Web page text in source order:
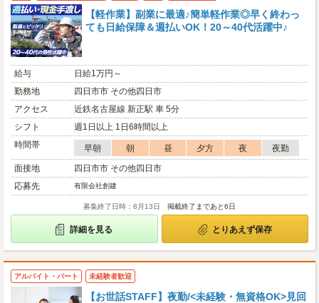
【軽作業】副業に最適♪簡単軽作業◎早く終わっ
ても日給保障＆週払いOK！20～40代活躍中♪
給与
日給1万円～
勤務地
四日市市 その他四日市
アクセス
近鉄名古屋線 新正駅 車 5分
シフト
週1日以上 1日6時間以上
時間帯
早朝 朝 昼 夕方 夜
夜勤
面接地
四日市市 その他四日市
応募先
有限会社創建
募集終了日時：8月13日 掲載終了まであと6日
詳細を見る とりあえず保存
アルバイト・パート 未経験者歓迎
【お世話STAFF】夜勤/<未経験・無資格OK>見回